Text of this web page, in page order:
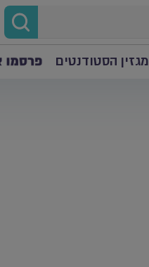
מגזין הסטודנטים